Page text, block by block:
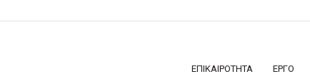
ΕΠΙΚΑΙΡΟΤΗΤΑ ΕΡΓΟ